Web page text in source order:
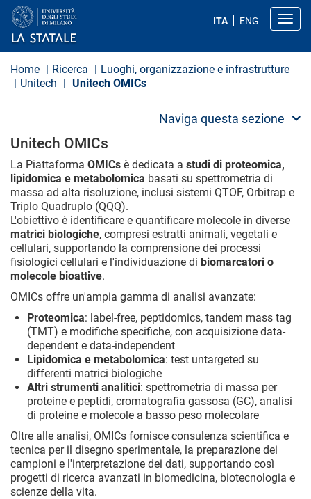
a
ITA ENG
Home Ricerca
Luoghi, organizzazione e infrastrutture
Unitech
Unitech OMICs
Naviga questa sezione
Unitech OMICs
La Piattaforma OMICs è dedicata a studi di proteomica,
lipidomica e metabolomica basati su spettrometria di
massa ad alta risoluzione, inclusi sistemi QTOF, Orbitrap e
Triplo Quadruplo (QQQ).
L'obiettivo è identificare e quantificare molecole in diverse
matrici biologiche, compresi estratti animali, vegetali e
cellulari, supportando la comprensione dei processi
fisiologici cellulari e l'individuazione di biomarcatori o
molecole bioattive.
OMICs offre un'ampia gamma di analisi avanzate:
Proteomica: label-free, peptidomics, tandem mass tag
(TMT) e modifiche specifiche, con acquisizione data-
dependent e data-independent
Lipidomica e metabolomica: test untargeted su
differenti matrici biologiche
Altri strumenti analitici: spettrometria di massa per
proteine e peptidi, cromatografia gassosa (GC), analisi
di proteine e molecole a basso peso molecolare
Oltre alle analisi, OMICs fornisce consulenza scientifica e
tecnica per il disegno sperimentale, la preparazione dei
campioni e l'interpretazione dei dati, supportando così
progetti di ricerca avanzati in biomedicina, biotecnologia e
scienze della vita.